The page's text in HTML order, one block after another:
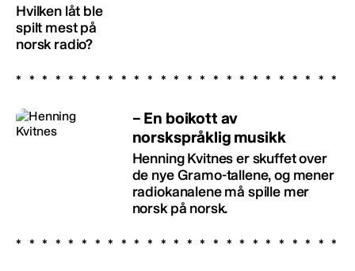
Hvilken låt ble
spilt mest på
norsk radio?
– En boikott av
norskspråklig musikk
Henning Kvitnes er skuffet over
de nye Gramo-tallene, og mener
radiokanalene må spille mer
norsk på norsk.